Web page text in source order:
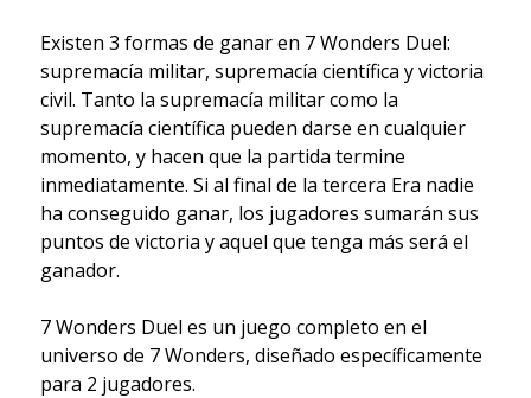
Existen 3 formas de ganar en 7 Wonders Duel:
supremacía militar, supremacía científica y victoria
civil. Tanto la supremacía militar como la
supremacía científica pueden darse en cualquier
momento, y hacen que la partida termine
inmediatamente. Si al final de la tercera Era nadie
ha conseguido ganar, los jugadores sumarán sus
puntos de victoria y aquel que tenga más será el
ganador.
7 Wonders Duel es un juego completo en el
universo de 7 Wonders, diseñado específicamente
para 2 jugadores.